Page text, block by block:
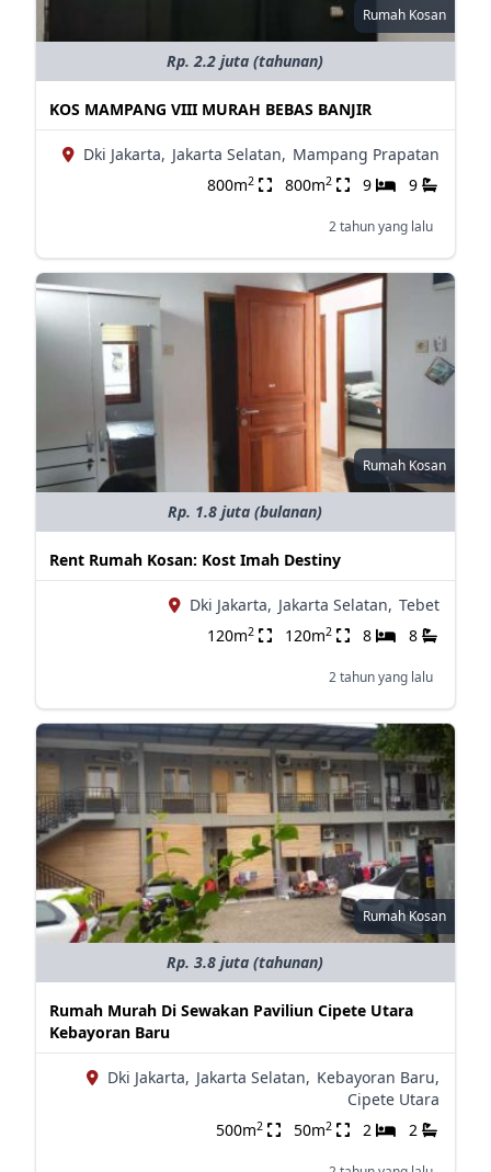
Rumah Kosan
Rp. 2.2 juta (tahunan)
KOS MAMPANG VIII MURAH BEBAS BANJIR
Dki Jakarta, Jakarta Selatan, Mampang Prapatan
800m2 800m2 9 9
2 tahun yang lalu
Rumah Kosan
Rp. 1.8 juta (bulanan)
Rent Rumah Kosan: Kost Imah Destiny
Dki Jakarta, Jakarta Selatan, Tebet
120m2 120m2 8 8
2 tahun yang lalu
Rumah Kosan
Rp. 3.8 juta (tahunan)
Rumah Murah Di Sewakan Paviliun Cipete Utara
Kebayoran Baru
Dki Jakarta, Jakarta Selatan, Kebayoran Baru,
Cipete Utara
500m2 50m2 2 2